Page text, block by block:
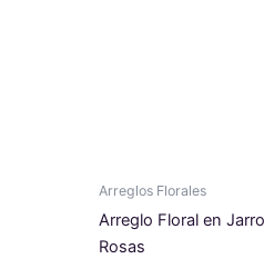
Arreglos Florales
Arreglo Floral en
Rosas